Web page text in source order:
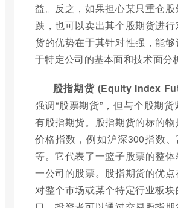
益。反之，如果担心某只重仓
跌，也可以卖出其个股期货进
货的优势在于其针对性强，能
于特定公司的基本面和技术面分
股指期货 (Equity Index
强调“股票期货”，但与个股期
有股指期货。股指期货的标的
价格指数，例如沪深300指数
等。它代表了一篮子股票的整
一公司的股票。股指期货的优
对整个市场或某个特定行业板